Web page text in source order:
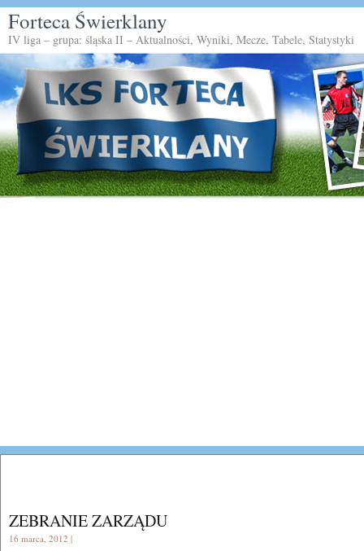
Forteca Świerklany
IV liga – grupa: śląska II – Aktualności, Wyniki, Mecze, Tabele, Statystyki
ZEBRANIE ZARZĄDU
16 marca, 2012 |